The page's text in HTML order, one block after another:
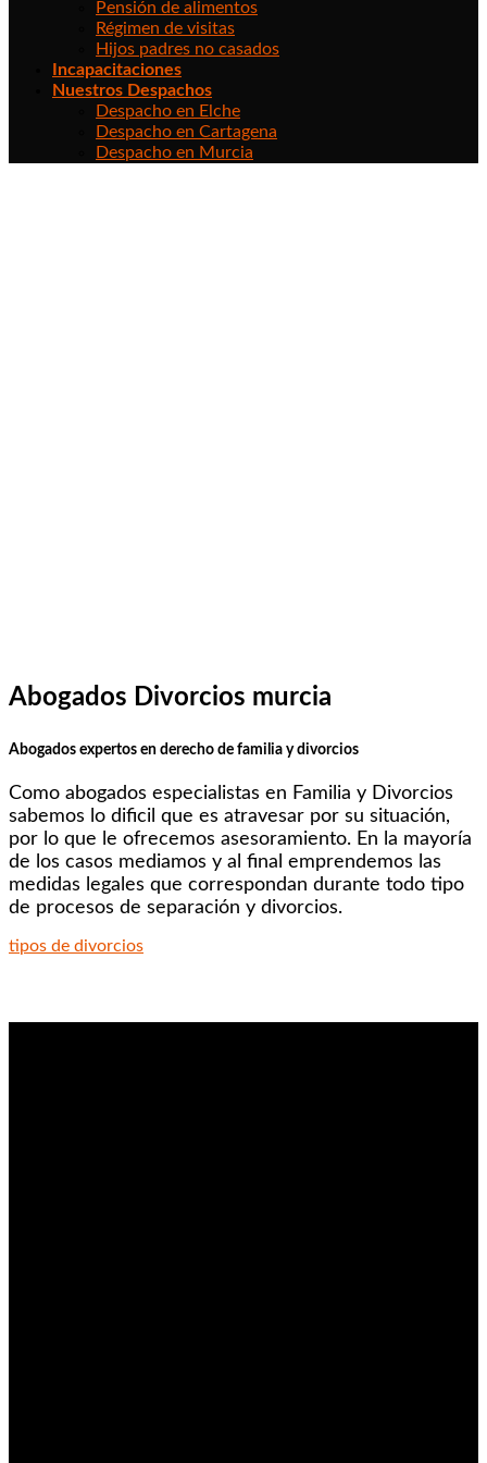
Pensión de alimentos
Régimen de visitas
Hijos padres no casados
Incapacitaciones
Nuestros Despachos
Despacho en Elche
Despacho en Cartagena
Despacho en Murcia
Abogados Divorcios murcia
Abogados expertos en derecho de familia y divorcios
Como abogados especialistas en Familia y Divorcios
sabemos lo dificil que es atravesar por su situación,
por lo que le ofrecemos asesoramiento. En la mayoría
de los casos mediamos y al final emprendemos las
medidas legales que correspondan durante todo tipo
de procesos de separación y divorcios.
tipos de divorcios